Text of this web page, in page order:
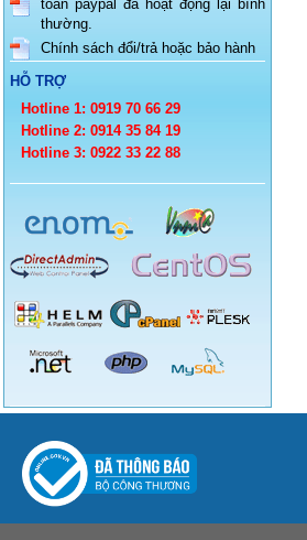
toán paypal đã hoạt động lại bình
thường.
Chính sách đổi/trả hoặc bảo hành
HỖ TRỢ
Hotline 1: 0919 70 66 29
Hotline 2: 0914 35 84 19
Hotline 3: 0922 33 22 88